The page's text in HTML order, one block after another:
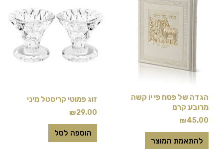
הגדה של פסח פי יו קשה
מרובע קרם
₪45.00
להתאמת המוצר
זה
יש
ניתן
האפשרויות
המוצר
זוג פמוטי קריסטל מיני
₪29.00
הוספה לסל